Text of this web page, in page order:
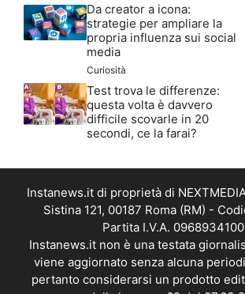
Da creator a icona:
strategie per ampliare la
propria influenza sui social
media
Curiosità
Test trova le differenze:
questa volta è davvero
difficile scovarle in 20
secondi, ce la farai?
Instanews.it di proprietà di
Sistina 121, 00187 Roma (RM) -
Partita I.V.A.
Instanews.it non è una testata
viene aggiornato senza alcuna
pertanto considerarsi un prodotto